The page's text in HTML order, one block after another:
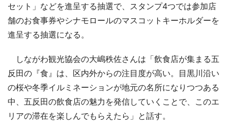
セット」などを進呈する抽選で、スタンプ4つでは参加店
舗のお食事券やシナモロールのマスコットキーホルダーを
進呈する抽選になる。
しながわ観光協会の大嶋秩佐さんは「飲食店が集まる五
反田の『食』は、区内外からの注目度が高い。目黒川沿い
の桜や冬季イルミネーションが地元の名所になりつつある
中、五反田の飲食店の魅力を発信していくことで、このエ
リアの滞在を楽しんでもらえたら」と話す。